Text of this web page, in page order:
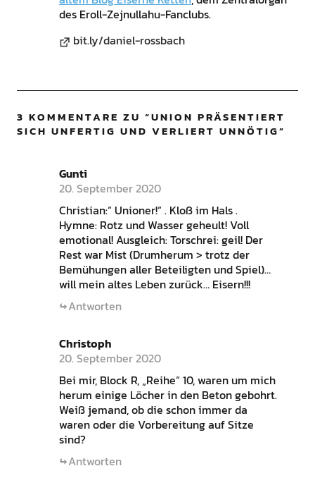
des Eroll-Zejnullahu-Fanclubs.
bit.ly/daniel-rossbach
3 KOMMENTARE ZU “UNION PRÄSENTIERT
SICH UNFERTIG UND VERLIERT UNNÖTIG”
Gunti
20. September 2020
Christian:“ Unioner!“ . Kloß im Hals .
Hymne: Rotz und Wasser geheult! Voll
emotional! Ausgleich: Torschrei: geil! Der
Rest war Mist (Drumherum > trotz der
Bemühungen aller Beteiligten und Spiel)…
will mein altes Leben zurück… Eisern!!!
Antworten
Christoph
20. September 2020
Bei mir, Block R, „Reihe“ 10, waren um mich
herum einige Löcher in den Beton gebohrt.
Weiß jemand, ob die schon immer da
waren oder die Vorbereitung auf Sitze
sind?
Antworten